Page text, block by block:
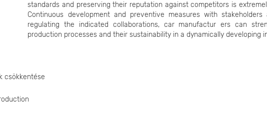
standards and preserving their reputation against competitors is
Continuous development and preventive measures with stakeholders
regulating the indicated collaborations, car manufactur ers can
production processes and their sustainability in a dynamically developing
csökkentése